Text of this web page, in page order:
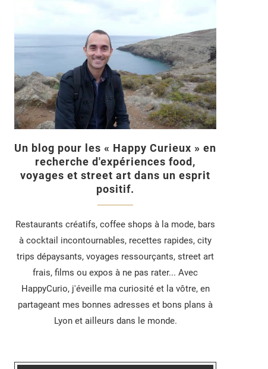
Un blog pour les « Happy Curieux » en
recherche d'expériences food,
voyages et street art dans un esprit
positif.
Restaurants créatifs, coffee shops à la mode, bars
à cocktail incontournables, recettes rapides, city
trips dépaysants, voyages ressourçants, street art
frais, films ou expos à ne pas rater... Avec
HappyCurio, j'éveille ma curiosité et la vôtre, en
partageant mes bonnes adresses et bons plans à
Lyon et ailleurs dans le monde.